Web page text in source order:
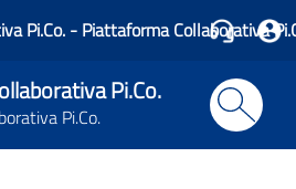
Pi.Co. - Piattaforma Collaborativa
Pi.Co.
Pi.Co.